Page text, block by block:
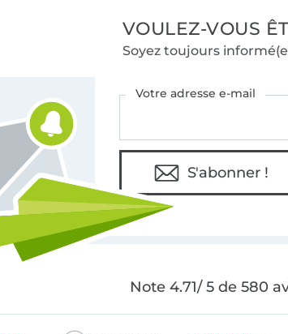
VOULEZ-VOUS
Soyez toujours
Votre adresse e-mail
S'abonner !
Note 4.71/ 5 de 580